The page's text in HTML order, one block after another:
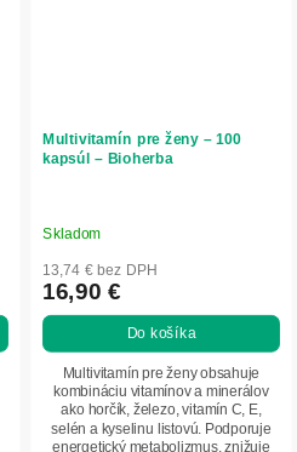
Multivitamín pre ženy – 100
kapsúl – Bioherba
Skladom
13,74 € bez DPH
16,90 €
Do košíka
Multivitamín pre ženy obsahuje
kombináciu vitamínov a minerálov
ako horčík, železo, vitamín C, E,
selén a kyselinu listovú. Podporuje
energetický metabolizmus, znižuje